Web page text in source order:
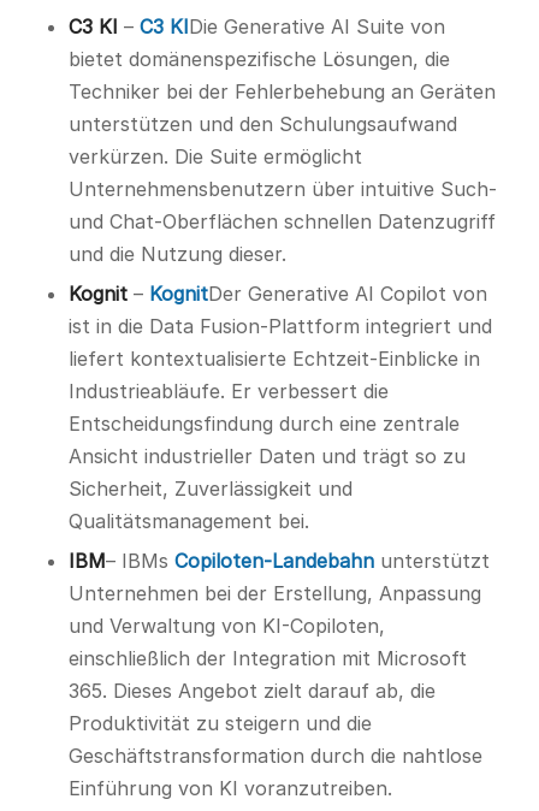
C3 KI – C3 KIDie Generative AI Suite von
bietet domänenspezifische Lösungen, die
Techniker bei der Fehlerbehebung an Geräten
unterstützen und den Schulungsaufwand
verkürzen. Die Suite ermöglicht
Unternehmensbenutzern über intuitive Such-
und Chat-Oberflächen schnellen Datenzugriff
und die Nutzung dieser.
Kognit– KognitDer Generative AI Copilot von
ist in die Data Fusion-Plattform integriert und
liefert kontextualisierte Echtzeit-Einblicke in
Industrieabläufe. Er verbessert die
Entscheidungsfindung durch eine zentrale
Ansicht industrieller Daten und trägt so zu
Sicherheit, Zuverlässigkeit und
Qualitätsmanagement bei.
IBM– IBMs Copiloten-Landebahnunterstützt
Unternehmen bei der Erstellung, Anpassung
und Verwaltung von KI-Copiloten,
einschließlich der Integration mit Microsoft
365. Dieses Angebot zielt darauf ab, die
Produktivität zu steigern und die
Geschäftstransformation durch die nahtlose
Einführung von KI voranzutreiben.